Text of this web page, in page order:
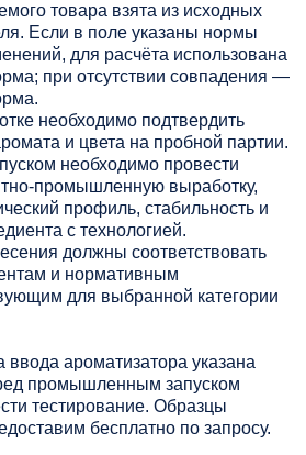
товара взята из исходных
Если в поле указаны нормы
для расчёта использована
при отсутствии совпадения —
необходимо подтвердить
и цвета на пробной партии.
необходимо провести
промышленную выработку,
профиль, стабильность и
с технологией.
должны соответствовать
и нормативным
для выбранной категории
ввода ароматизатора указана
промышленным запуском
тестирование. Образцы
бесплатно по запросу.